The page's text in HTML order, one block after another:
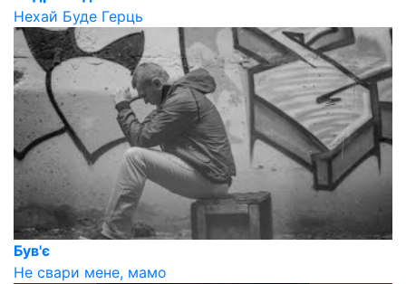
Нехай Буде Герць
Був'є
Не свари мене, мамо